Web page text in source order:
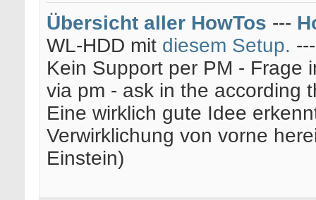
Übersicht aller HowTos ---
WL-HDD mit diesem Setup.
Kein Support per PM - Frage
via pm - ask in the according
Eine wirklich gute Idee
Verwirklichung von vorne
Einstein)